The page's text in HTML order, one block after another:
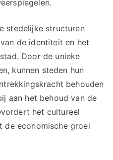
stedelijke structuren
de identiteit en het
Door de unieke
kunnen steden hun
behouden
aan het behoud van de
het cultureel
de economische groei